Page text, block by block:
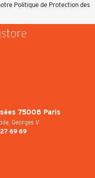
Politique de Protection des
75008 Paris
Georges V
69 69